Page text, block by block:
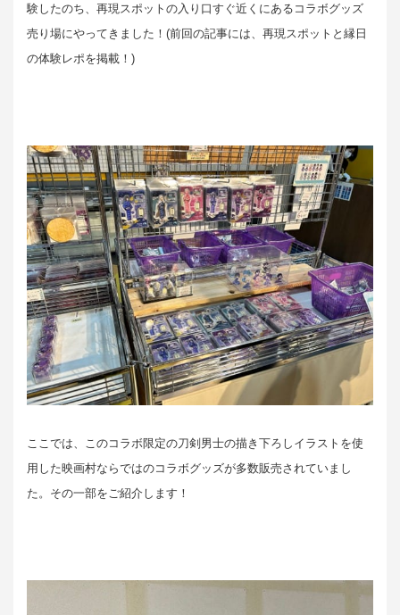
験したのち、再現スポットの入り口すぐ近くにあるコラボグッズ
売り場にやってきました！(前回の記事には、再現スポットと縁日
の体験レポを掲載！)
ここでは、このコラボ限定の刀剣男士の描き下ろしイラストを使
用した映画村ならではのコラボグッズが多数販売されていまし
た。その一部をご紹介します！